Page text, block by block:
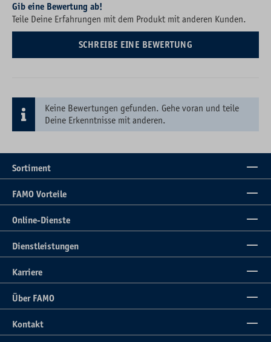
Durchschnittliche Bewertung von 0 von 5 Sternen
Gib eine Bewertung ab!
Teile Deine Erfahrungen mit dem Produkt mit anderen Kunden.
SCHREIBE EINE BEWERTUNG
Keine Bewertungen gefunden. Gehe voran und teile
Deine Erkenntnisse mit anderen.
Sortiment
FAMO Vorteile
Online-Dienste
Dienstleistungen
Karriere
Über FAMO
Kontakt